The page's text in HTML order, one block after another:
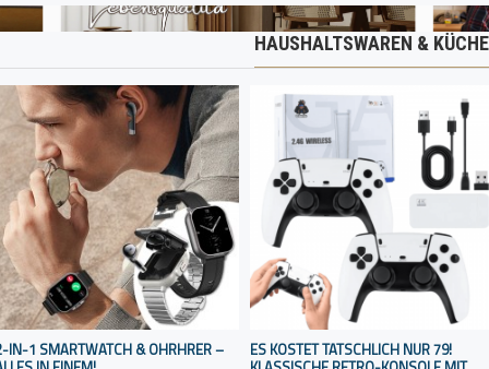
HAUSHALTSWAREN & KÜCHE
IN-1 SMARTWATCH & OHRHRER –
ES KOSTET TATSCHLICH NUR 79!